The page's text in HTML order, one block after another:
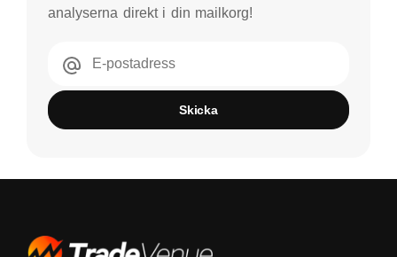
analyserna direkt i din mailkorg!
E-postadress
Skicka